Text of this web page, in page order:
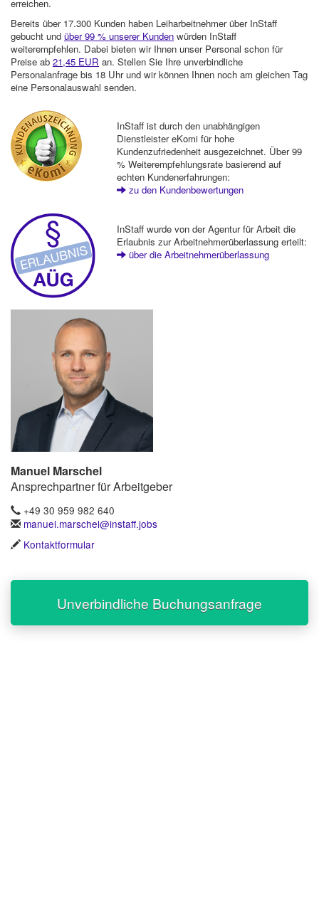
erreichen.
Bereits über 17.300 Kunden haben Leiharbeitnehmer über InStaff
gebucht und über 99 % unserer Kunden würden InStaff
weiterempfehlen. Dabei bieten wir Ihnen unser Personal schon für
Preise ab 21,45 EUR an. Stellen Sie Ihre unverbindliche
Personalanfrage bis 18 Uhr und wir können Ihnen noch am gleichen Tag
eine Personalauswahl senden.
InStaff ist durch den unabhängigen
Dienstleister eKomi für hohe
Kundenzufriedenheit ausgezeichnet. Über 99
% Weiterempfehlungsrate basierend auf
echten Kundenerfahrungen:
zu den Kundenbewertungen
InStaff wurde von der Agentur für Arbeit die
Erlaubnis zur Arbeitnehmerüberlassung erteilt:
über die Arbeitnehmerüberlassung
Manuel Marschel
Ansprechpartner für Arbeitgeber
+49 30 959 982 640
manuel.marschel@instaff.jobs
Kontaktformular
Unverbindliche Buchungsanfrage